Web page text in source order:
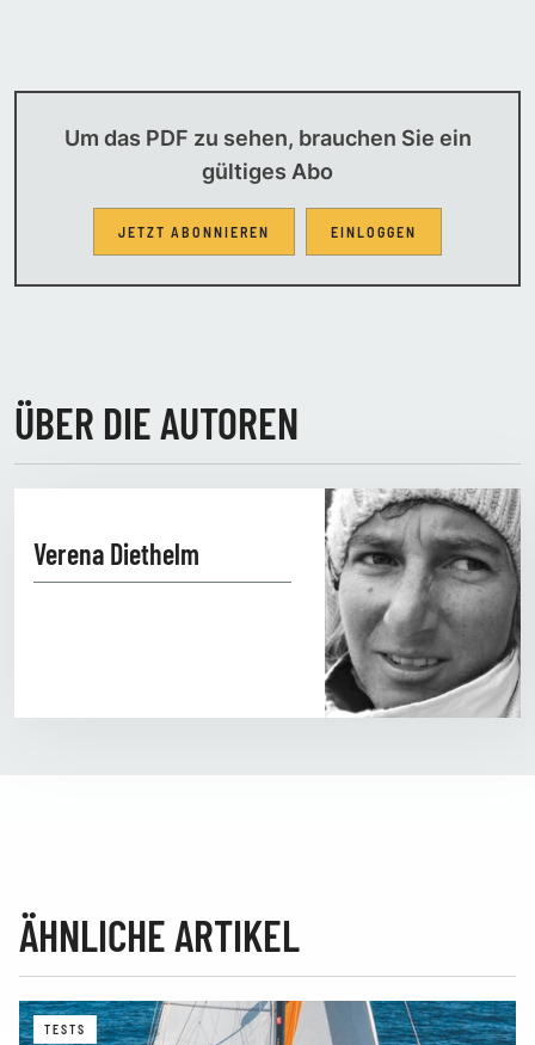
Um das PDF zu sehen, brauchen Sie ein
gültiges Abo
JETZT ABONNIEREN EINLOGGEN
ÜBER DIE AUTOREN
Verena Diethelm
ÄHNLICHE ARTIKEL
TESTS